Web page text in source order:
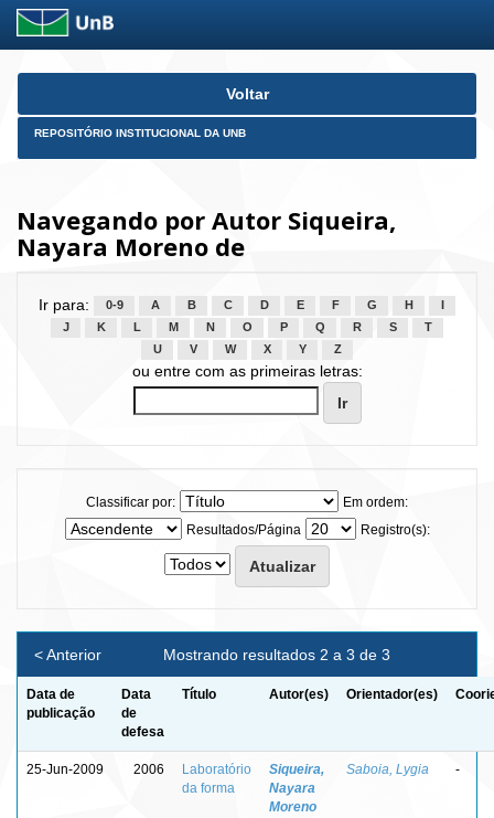
Skip
Voltar
REPOSITÓRIO INSTITUCIONAL DA UNB
Navegando por Autor Siqueira,
Nayara Moreno de
Ir para: 0-9 A B C D E F G H
J
K L M N O P Q R S
T
U
V W X Y Z
ou entre com as primeiras letras:
Classificar por:
Em ordem:
Resultados/Página
Registro(s):
Mostrando resultados 2 a 3 de 3
< Anterior
Data de
publicação
Data
de
defesa
Título Autor(es) Orientador(es)
25-Jun-2009 2006
Laboratório
da forma
Siqueira,
Nayara
Moreno
Saboia, Lygia -